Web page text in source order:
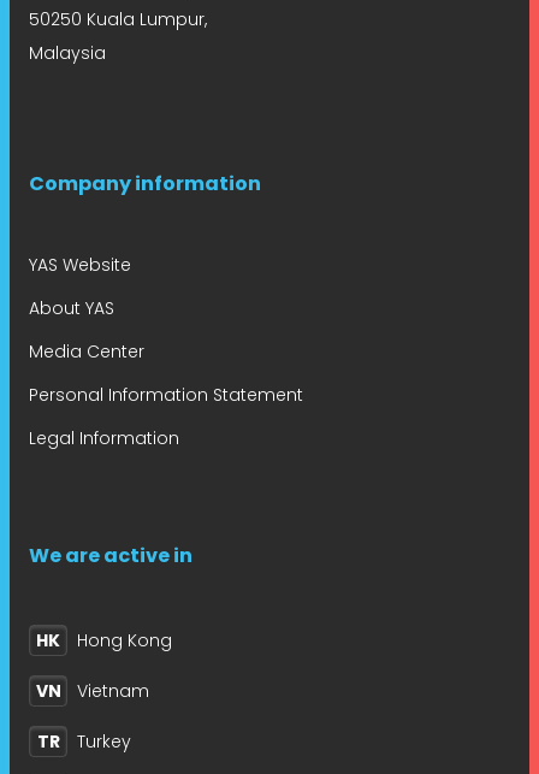
50250 Kuala Lumpur,
Malaysia
Company information
YAS Website
About YAS
Media Center
Personal Information Statement
Legal Information
We are active in
HK Hong Kong
VN Vietnam
TR Turkey